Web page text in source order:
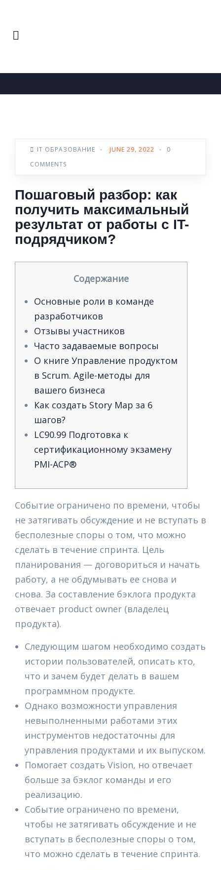
IT ОБРАЗОВАНИЕ - JUNE 29, 2022 -
0
COMMENTS
Пошаговый разбор: как
получить максимальный
результат от работы с IT-
подрядчиком?
Содержание
Основные роли в команде
разработчиков
Отзывы участников
Часто задаваемые вопросы
О книге Управление продуктом
в Scrum. Agile-методы для
вашего бизнеса
Как создать Story Map за 6
шагов?
LC90.99 Подготовка к
сертификационному экзамену
PMI-ACP®
Событие ограничено по времени, чтобы
не затягивать обсуждение и не вступать в
бесполезные споры о том, что можно
сделать в течение спринта. Цель
планирования — договориться и начать
работу, а не обдумывать ее снова и
снова. За составление бэклога продукта
отвечает product owner (владелец
продукта).
Следующим шагом необходимо создать
истории пользователей, описать кто,
что и зачем будет делать в вашем
программном продукте.
Однако возможности управления
невыполненными работами этих
инструментов недостаточны для
управления продуктами и их выпуском.
Помогает создать Vision, но отвечает
больше за бэклог команды и его
реализацию.
Событие ограничено по времени,
чтобы не затягивать обсуждение и не
вступать в бесполезные споры о том,
что можно сделать в течение спринта.